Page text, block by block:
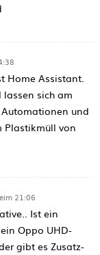
Home Assistant.
sich am
Automationen und
Plastikmüll von
21:06
Ist ein
Oppo UHD-
gibt es Zusatz-